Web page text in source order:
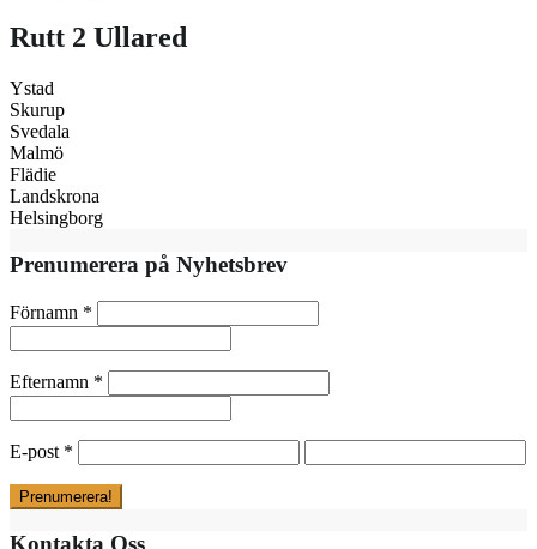
Rutt 2 Ullared
Ystad
Skurup
Svedala
Malmö
Flädie
Landskrona
Helsingborg
Prenumerera på Nyhetsbrev
Förnamn *
Efternamn *
E-post *
Kontakta Oss